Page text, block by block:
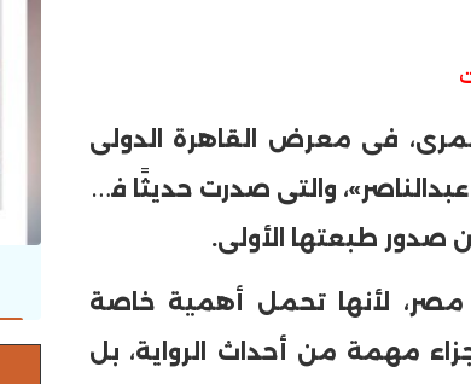
فى معرض القاهرة الدولى
يحب جمال عبدالناصر»، والتى صدرت حديثًا فى
مصر، لأنها تحمل أهمية خاصة
مهمة من أحداث الرواية، بل